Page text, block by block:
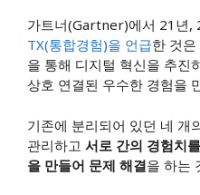
가트너(Gartner)에서 21년,
TX(통합경험)을 언급한 것
을 통해 디지털 혁신을 추진
상호 연결된 우수한 경험을
기존에 분리되어 있던 네 개
관리하고 서로 간의 경험치
을 만들어 문제 해결을 하는